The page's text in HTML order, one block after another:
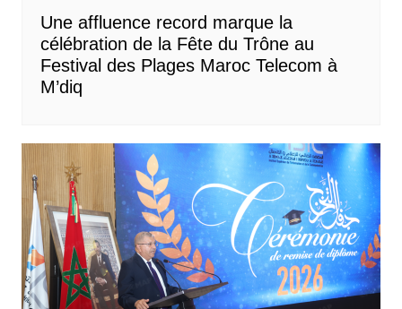
Une affluence record marque la
célébration de la Fête du Trône au
Festival des Plages Maroc Telecom à
M’diq